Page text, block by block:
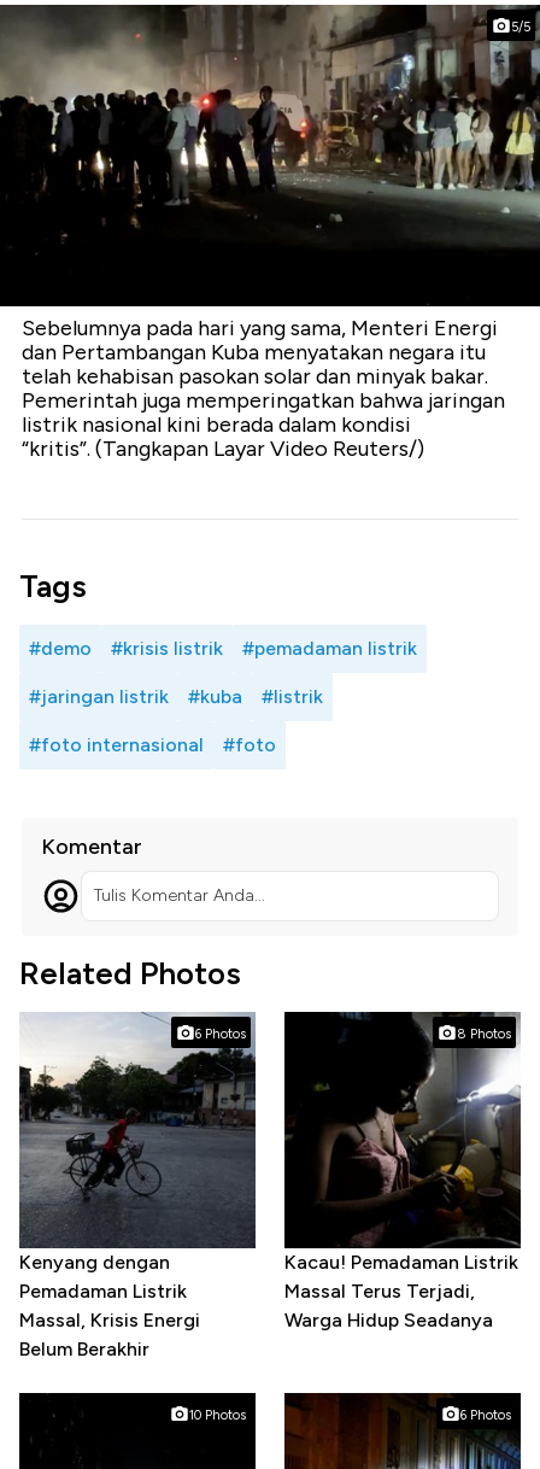
5/5
Sebelumnya pada hari yang sama, Menteri Energi
dan Pertambangan Kuba menyatakan negara itu
telah kehabisan pasokan solar dan minyak bakar.
Pemerintah juga memperingatkan bahwa jaringan
listrik nasional kini berada dalam kondisi
“kritis”. (Tangkapan Layar Video Reuters/)
Tags
#demo #krisis listrik #pemadaman listrik
#jaringan listrik #kuba #listrik
#foto internasional #foto
Komentar
Tulis Komentar Anda...
Related Photos
6 Photos
Kenyang dengan
Pemadaman Listrik
Massal, Krisis Energi
Belum Berakhir
8 Photos
Kacau! Pemadaman Listrik
Massal Terus Terjadi,
Warga Hidup Seadanya
10 Photos 6 Photos